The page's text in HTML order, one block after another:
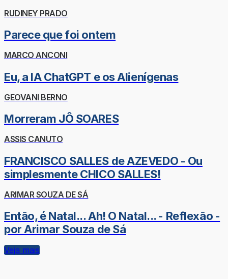
RUDINEY PRADO
Parece que foi ontem
MARCO ANCONI
Eu, a IA ChatGPT e os Alienígenas
GEOVANI BERNO
Morreram JÔ SOARES
ASSIS CANUTO
FRANCISCO SALLES de AZEVEDO - Ou
simplesmente CHICO SALLES!
ARIMAR SOUZA DE SÁ
Então, é Natal... Ah! O Natal... - Reflexão -
por Arimar Souza de Sá
Veja mais